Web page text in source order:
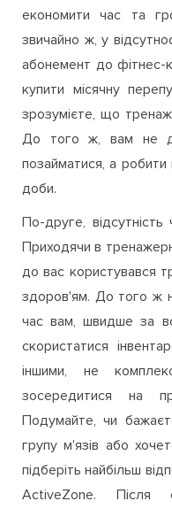
економити час та
звичайно ж, у
абонемент до фітнес-
купити місячну
зрозумієте, що
До того ж, вам не
позайматися, а
доби.
По-друге,
Приходячи в
до вас користувався
здоров'ям. До того ж
час вам, швидше за
скористатися
іншими, не
зосередитися на
Подумайте, чи
групу м'язів або
підберіть найбільш
ActiveZone. Після